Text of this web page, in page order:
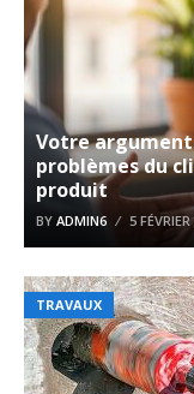
Votre
problèmes du
produit
BY ADMIN6 5
TRAVAUX